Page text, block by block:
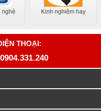
nghệ Kinh nghiệm hay
THOẠI:
0904.331.240